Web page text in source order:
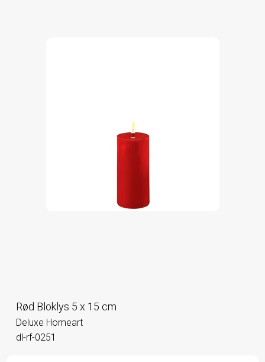
Rød Bloklys 5 x 15 cm
Deluxe Homeart
dl-rf-0251